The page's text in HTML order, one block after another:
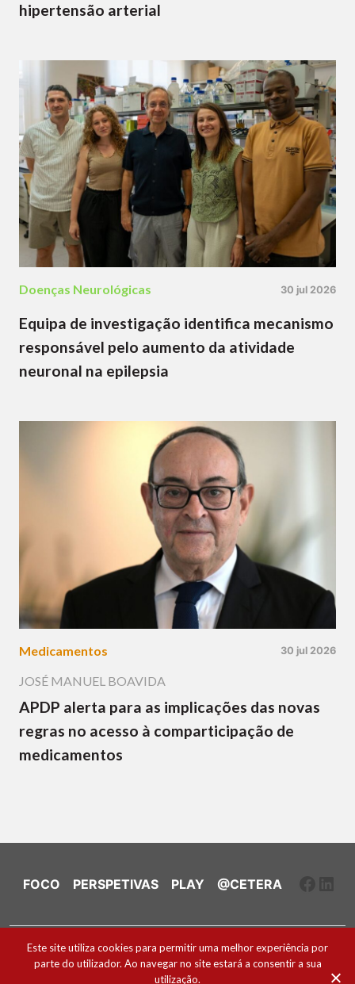
hipertensão arterial
Doenças Neurológicas 30 jul 2026
Equipa de investigação identifica mecanismo
responsável pelo aumento da atividade
neuronal na epilepsia
Medicamentos 30 jul 2026
JOSÉ MANUEL BOAVIDA
APDP alerta para as implicações das novas
regras no acesso à comparticipação de
medicamentos
FOCO PERSPETIVAS PLAY @CETERA
Ficha Técnica e Estatuto Editorial
Política de Cookies
Este site utiliza cookies para permitir uma melhor experiência por
parte do utilizador. Ao navegar no site estará a consentir a sua
utilização.